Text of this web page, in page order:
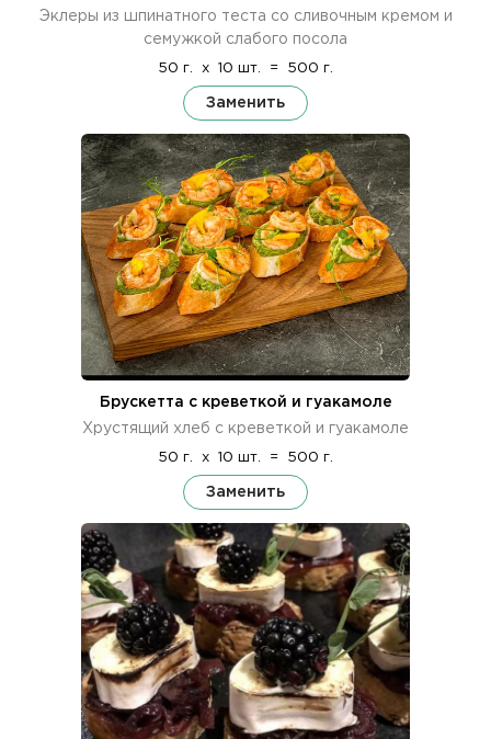
Эклеры из шпинатного теста со сливочным кремом и
семужкой слабого посола
50 г. x 10 шт. = 500 г.
Заменить
Брускетта с креветкой и гуакамоле
Хрустящий хлеб с креветкой и гуакамоле
50 г. x 10 шт. = 500 г.
Заменить